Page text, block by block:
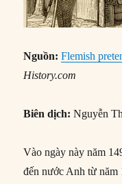
Nguồn: Flemish
History.com
Biên dịch: Nguyễn
Vào ngày này năm
đến nước Anh từ năm